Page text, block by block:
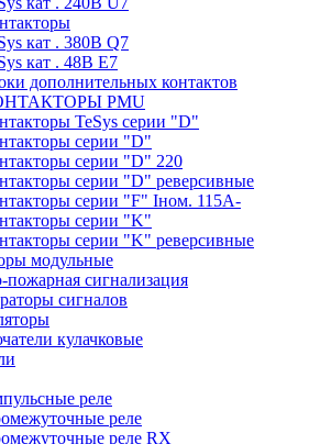
кат . 380В Q7
кат . 48В E7
дополнительных контактов
PMU
TeSys серии "D"
серии "D"
серии "D" 220
серии "D" реверсивные
серии "F" Iном. 115А-
серии "K"
серии "K" реверсивные
модульные
сигнализация
сигналов
кулачковые
реле
реле
реле RX